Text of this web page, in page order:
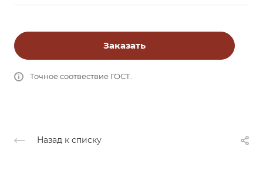
Заказать
Точное соотвествие ГОСТ.
Назад к списку